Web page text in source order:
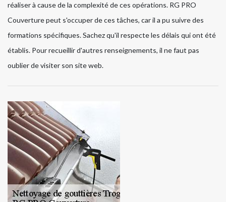
réaliser à cause de la complexité de ces opérations. RG PRO
Couverture peut s'occuper de ces tâches, car il a pu suivre des
formations spécifiques. Sachez qu'il respecte les délais qui ont été
établis. Pour recueillir d'autres renseignements, il ne faut pas
oublier de visiter son site web.